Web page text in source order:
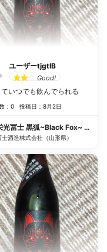
過生原酒
ユーザーtjgtIB
Good!
いつでも飲んでられる
：0 投稿日：8月2日
光冨士 黒狐~Black Fox~ 純米大
士酒造株式会社（山形県）